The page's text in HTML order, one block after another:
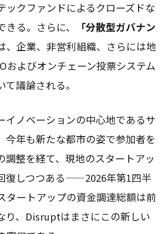
ックファンドによるクローズドな
る。さらに、
「分散型ガバナン
、企業、非営利組織、さらには地
およびオンチェーン投票システム
議論される。
イノベーションの中心地であるサ
今年も新たな都市の姿で参加者を
調整を経て、現地のスタートアッ
復しつつある——2026年第1四半
タートアップの資金調達総額は前
り、Disruptはまさにこの新しい